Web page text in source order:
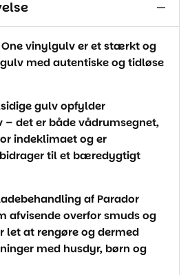
One vinylgulv er et stærkt og
med autentiske og tidløse
gulv opfylder
– det er både vådrumsegnet,
indeklimaet og er
til et bæredygtigt
af Parador
afvisende overfor smuds og
let at rengøre og dermed
med husdyr, børn og